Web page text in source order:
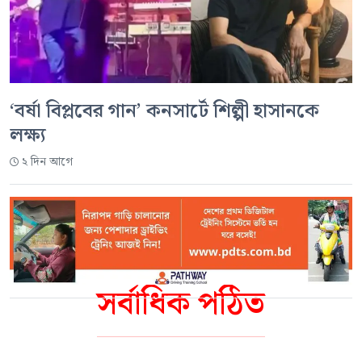
সর্বাধিক পঠিত
‘বর্ষা বিপ্লবের গান’ কনসার্টে শিল্পী হাসানকে
লক্ষ্য
২ দিন আগে